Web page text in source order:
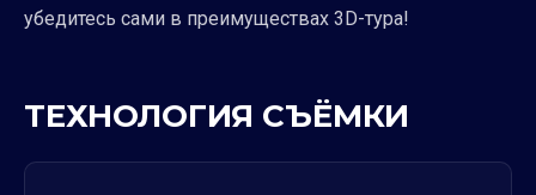
убедитесь сами в преимуществах 3D-тура!
ТЕХНОЛОГИЯ СЪЁМКИ